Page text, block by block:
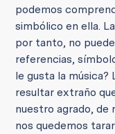
podemos
simbólico en ella.
por tanto, no
referencias,
le gusta la
resultar extraño
nuestro agrado, de
nos quedemos